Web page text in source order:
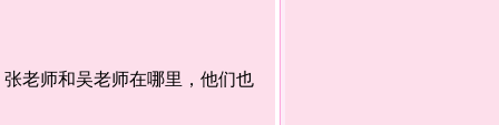
老师和吴老师在哪里，他们也